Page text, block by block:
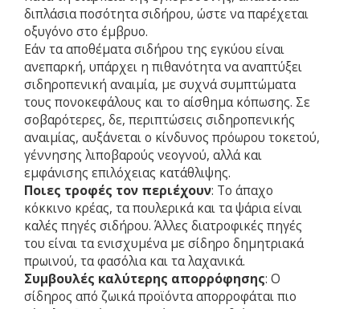
διπλάσια ποσότητα σιδήρου, ώστε να παρέχεται
οξυγόνο στο έμβρυο.
Εάν τα αποθέματα σιδήρου της εγκύου είναι
ανεπαρκή, υπάρχει η πιθανότητα να αναπτύξει
σιδηροπενική αναιμία, με συχνά συμπτώματα
τους πονοκεφάλους και το αίσθημα κόπωσης. Σε
σοβαρότερες, δε, περιπτώσεις σιδηροπενικής
αναιμίας, αυξάνεται ο κίνδυνος πρόωρου τοκετού,
γέννησης λιποβαρούς νεογνού, αλλά και
εμφάνισης επιλόχειας κατάθλιψης.
Ποιες τροφές τον περιέχουν: Το άπαχο
κόκκινο κρέας, τα πουλερικά και τα ψάρια είναι
καλές πηγές σιδήρου. Άλλες διατροφικές πηγές
του είναι τα ενισχυμένα με σίδηρο δημητριακά
πρωινού, τα φασόλια και τα λαχανικά.
Συμβουλές καλύτερης απορρόφησης: Ο
σίδηρος από ζωικά προϊόντα απορροφάται πιο